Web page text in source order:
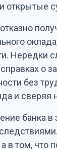
открытые
Нередки
о
без
и сверяя
банка в
в том, что